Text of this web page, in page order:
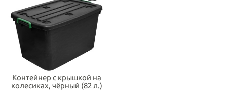
Контейнер с крышкой на
колесиках, чёрный (82 л.)